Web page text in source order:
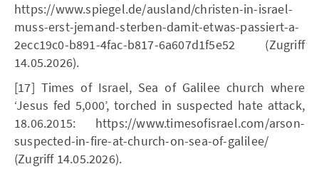
https://www.spiegel.de/ausland/christen-in-israel-
muss-erst-jemand-sterben-damit-etwas-passiert-a-
2ecc19c0-b891-4fac-b817-6a607d1f5e52 (Zugriff
14.05.2026).
[17] Times of Israel, Sea of Galilee church where
‘Jesus fed 5,000’, torched in suspected hate attack,
18.06.2015: https://www.timesofisrael.com/arson-
suspected-in-fire-at-church-on-sea-of-galilee/
(Zugriff 14.05.2026).